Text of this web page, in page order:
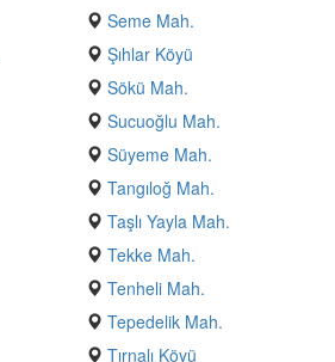
Seme Mah.
Şıhlar Köyü
Sökü Mah.
Sucuoğlu Mah.
Süyeme Mah.
Tangıloğ Mah.
Taşlı Yayla Mah.
Tekke Mah.
Tenheli Mah.
Tepedelik Mah.
Tırnalı Köyü